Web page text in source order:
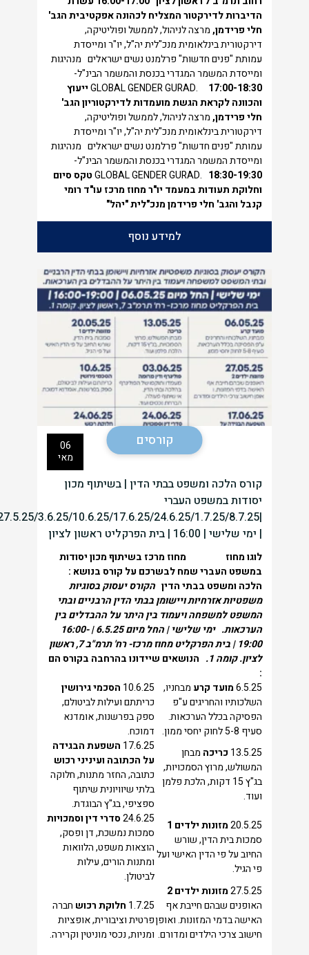
הדיברות לדירקטור המצליח לכהונה אפקטיביתהגב'
חלי פרידמן,מרצה לניהול, לממשל ופוליטיקה,
דירקטורית בינלאומית מנכ"לית יה"ל, יו"ר ומייסדת
עמותת "פנים חדשות" פרלמנט נשים ישראלים מנהיגות
ומייסדת המשמר המגדרי בכנסת והמשמר הבינ"ל-
GLOBAL GENDER GURAD.
17:00-18:30
ייעוץ
והכוונה לקראת הגשת מועמדות לדירקטוריוןהגב'
חלי פרידמן,מרצה לניהול, לממשל ופוליטיקה,
דירקטורית בינלאומית מנכ"לית יה"ל, יו"ר ומייסדת
עמותת "פנים חדשות" פרלמנט נשים ישראלים מנהיגות
ומייסדת המשמר המגדרי בכנסת והמשמר הבינ"ל-
GLOBAL GENDER GURAD. 18:30-19:30
טקס סיום
וחלוקת תעודות במעמד יו"ר מחוז מרכז עו"ד רומי
קנבל והגב' חלי פרידמן מנכ"לית "יהל"
למידע נוסף
קורסים
06
מאי
קורס הלכה ומשפט בבתי הדין | בשיתוף מכון
יסודות במשפט העברי
3.6.25/10.6.25/17.6.25/24.6.25/1.7.25/8.7.25
| ימי שלישי | 16:00 | בית הפרקליט ראשון לציון
לוגו מחוז מחוז מרכז בשיתוף מכון יסודות
במשפט העברי שמח לבשרכם על קורסבנושא :
הלכה ומשפט בבתי הדין הקורס יעסוק בסוגיות
משפטיות אזרחיות ויישומן בבתי הדין הרבניים‏ובתי
המשפט למשפחה ויעמוד בין היתר על ההבדלים בין
הערכאות.
ימי שלישי | החל מיום 6.5.25 | 16:00-
19:00 | בית הפרקליט מחוז מרכז- רח' תרמ"ב 7, ראשון
לציון. קומה 1.
הנושאים שיידונו בהרחבה בקורס הם
:
6.5.25מועד קרע ‏מבחניו,
השלכותיו והחריגים ‏ע"פ
הפסיקה בכלל הערכאות.
‏סעיף 5-8 לחוק יחסי ממון. ‏
10.6.25 ‏הסכמי גירושין
‏כריתתם ועילות לביטולם,
‏ספק בפרשנות, אומדנא
דמוכח.
13.5.25 כריכה ‏מבחן
המשולש, מרוץ ‏הסמכויות,
בג"ץ 15 דקות, ‏הלכת פלמן
ועוד.
17.6.25 ‏השפעת הבגידה
על ‏הכתובה ועיניני רכוש
‏כתובה, החזר מתנות, חלוקה
בלתי שיוויונית שיתוף
ספציפי, בג"ץ הבוגדת.
20.5.25מזונות ילדים 1
‏סמכות בית הדין, שורש
החיוב על פי הדין האישי ועל
פי הגיל.
24.6.25‏סדרי דין וסמכויות
‏סמכות נמשכת, דן ופסק,
‏הוצאות משפט, הלוואות
‏ומתנות הורים, עילות
לביטולן.
27.5.25מזונות ילדים 2
‏האופנים שבהם חייבת אף
האישה ‏בדמי המזונות. ואופן
חישוב צרכי ‏הילדים ומדורם.
1.7.25 חלוקת רכוש חברה
פרטית וציבורית, אופציות
ומניות, נכסי מוניטין וקרירה. ‏